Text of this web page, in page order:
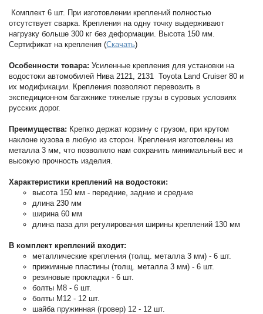
Комплект 6 шт. При изготовлении креплений полностью
отсутствует сварка. Крепления на одну точку выдерживают
нагрузку больше 300 кг без деформации. Высота 150 мм.
Сертификат на крепления (Скачать)
Особенности товара:Усиленные крепления для установки на
водостоки автомобилей Нива 2121, 2131 Toyota Land Cruiser 80 и
их модификации. Крепления позволяют перевозить в
экспедиционном багажнике тяжелые грузы в суровых условиях
русских дорог.
Преимущества: Крепко держат корзину с грузом, при крутом
наклоне кузова в любую из сторон. Крепления изготовлены из
металла 3 мм, что позволило нам сохранить минимальный вес и
высокую прочность изделия.
Характеристики креплений на водостоки:
высота 150 мм - передние, задние и средние
длина 230 мм
ширина 60 мм
длина паза для регулирования ширины креплений 130 мм
В комплект креплений входит:
металлические крепления (толщ. металла 3 мм) - 6 шт.
прижимные пластины (толщ. металла 3 мм) - 6 шт.
резиновые прокладки - 6 шт.
болты М8 - 6 шт.
болты М12 - 12 шт.
шайба пружинная (гровер) 12 - 12 шт.